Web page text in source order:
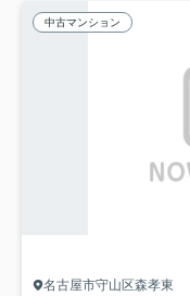
中古マンション
名古屋市守山区森孝東